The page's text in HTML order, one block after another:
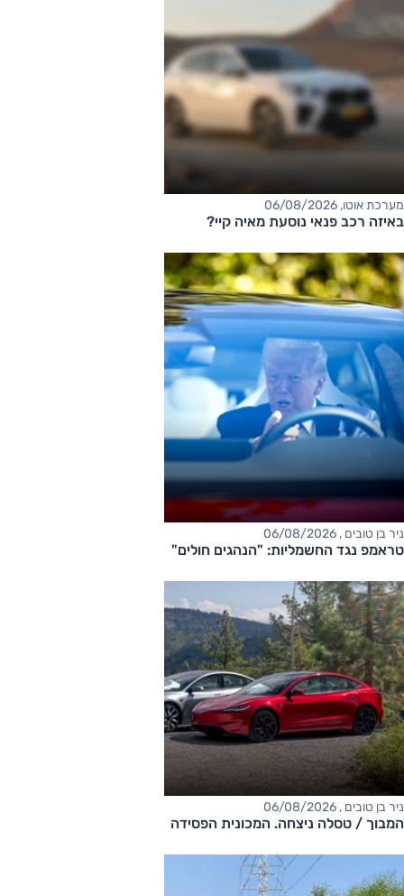
מערכת אוטו, 06/08/2026
באיזה רכב פנאי נוסעת מאיה קיי?
ניר בן טובים , 06/08/2026
טראמפ נגד החשמליות: "הנהגים חולים"
ניר בן טובים , 06/08/2026
המבוך / טסלה ניצחה. המכונית הפסידה